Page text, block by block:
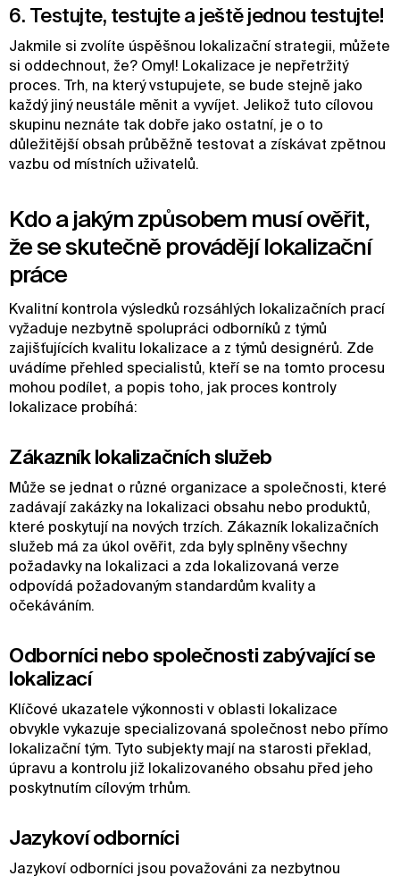
6. Testujte, testujte a ještě jednou testujte!
Jakmile si zvolíte úspěšnou lokalizační strategii, můžete
si oddechnout, že? Omyl! Lokalizace je nepřetržitý
proces. Trh, na který vstupujete, se bude stejně jako
každý jiný neustále měnit a vyvíjet. Jelikož tuto cílovou
skupinu neznáte tak dobře jako ostatní, je o to
důležitější obsah průběžně testovat a získávat zpětnou
vazbu od místních uživatelů.
Kdo a jakým způsobem musí ověřit,
že se skutečně provádějí lokalizační
práce
Kvalitní kontrola výsledků rozsáhlých lokalizačních prací
vyžaduje nezbytně spolupráci odborníků z týmů
zajišťujících kvalitu lokalizace a z týmů designérů. Zde
uvádíme přehled specialistů, kteří se na tomto procesu
mohou podílet, a popis toho, jak proces kontroly
lokalizace probíhá:
Zákazník lokalizačních služeb
Může se jednat o různé organizace a společnosti, které
zadávají zakázky na lokalizaci obsahu nebo produktů,
které poskytují na nových trzích. Zákazník lokalizačních
služeb má za úkol ověřit, zda byly splněny všechny
požadavky na lokalizaci a zda lokalizovaná verze
odpovídá požadovaným standardům kvality a
očekáváním.
Odborníci nebo společnosti zabývající se
lokalizací
Klíčové ukazatele výkonnosti v oblasti lokalizace
obvykle vykazuje specializovaná společnost nebo přímo
lokalizační tým. Tyto subjekty mají na starosti překlad,
úpravu a kontrolu již lokalizovaného obsahu před jeho
poskytnutím cílovým trhům.
Jazykoví odborníci
Jazykoví odborníci jsou považováni za nezbytnou